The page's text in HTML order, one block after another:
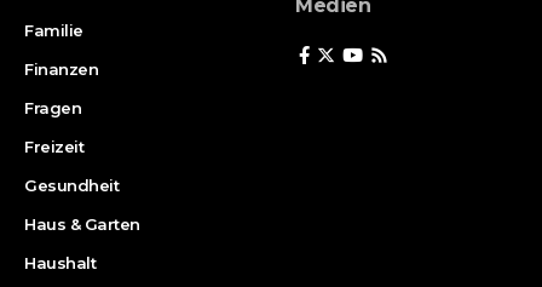
Familie
Finanzen
Fragen
Freizeit
Gesundheit
Haus & Garten
Haushalt
Medien